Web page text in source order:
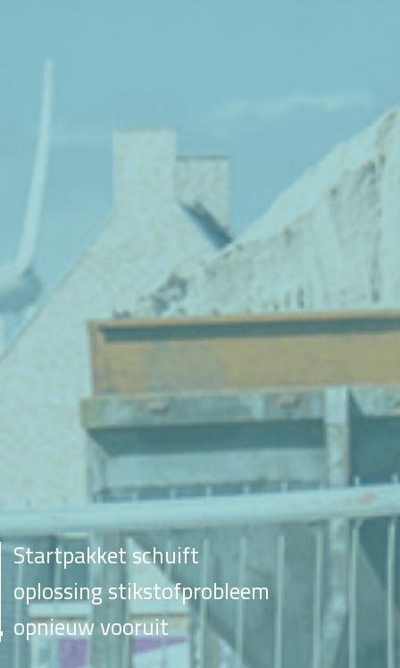
Startpakket schuift
oplossing stikstofprobleem
opnieuw vooruit